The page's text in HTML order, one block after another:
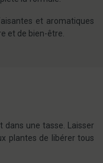
et aromatiques
et de bien-être.
dans une tasse. Laisser
plantes de libérer tous